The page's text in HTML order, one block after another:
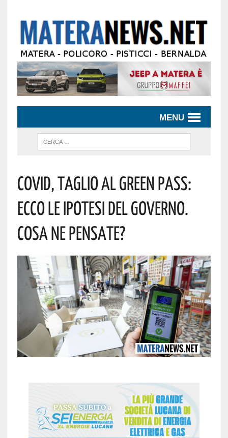
MENU
Covid, Taglio Al Green Pass:
Ecco Le Ipotesi Del Governo.
Cosa Ne Pensate?